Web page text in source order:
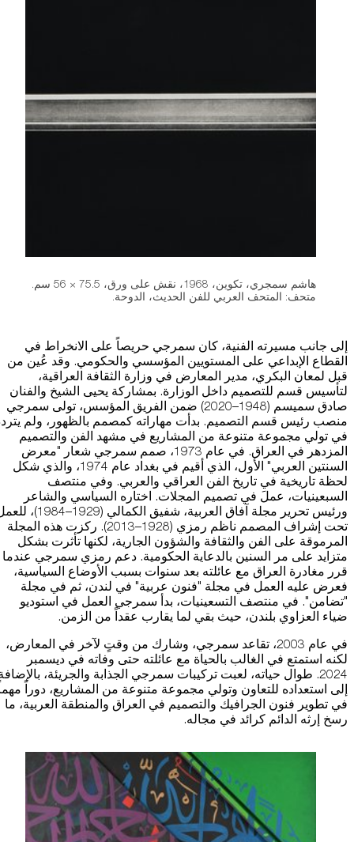
هاشم سمجري، تكوين، 1968، نقش على ورق، 75.5 × 56 سم.
متحف: المتحف العربي للفن الحديث، الدوحة.
إلى جانب مسيرته الفنية، كان سمرجي حريصاً على الانخراط في
القطاع الإبداعي على المستويين المؤسسي والحكومي. وقد عُين من
قبل لمعان البكري، مدير المعارض في وزارة الثقافة العراقية،
لتأسيس قسم للتصميم داخل الوزارة. بمشاركة يحيى الشيخ والفنان
صادق سميسم (1948–2020) ضمن الفريق المؤسس، تولى سمرجي
منصب رئيس قسم التصميم. بدأت مهاراته كمصمم بالظهور، ولم
في تولي مجموعة متنوعة من المشاريع في مشهد الفن والتصميم
المزدهر في العراق. في عام 1973، صمم سمرجي شعار "معرض
السنتين العربي" الأول، الذي أقيم في بغداد عام 1974، والذي شكل
لحظة تاريخية في تاريخ الفن العراقي والعربي. وفي منتصف
السبعينيات، عملَ في تصميم المجلات. اختاره السياسي والشاعر
ورئيس تحرير مجلة آفاق العربية، شفيق الكمالي
تحت إشراف المصمم ناظم رمزي (1928–2013). ركزت هذه المجلة
المرموقة على الفن والثقافة والشؤون الجارية، لكنها تأثرت بشكل
متزايد على مر السنين بالدعاية الحكومية. دعم رمزي سمرجي عندما
قرر مغادرة العراق مع عائلته بعد سنوات بسبب الأوضاع السياسية،
فعرض عليه العمل في مجلة "فنون عربية" في لندن، ثم في مجلة
"تضامن". في منتصف التسعينيات، بدأ سمرجي العمل في استوديو
ضياء العزاوي بلندن، حيث بقي لما يقارب عقداً من الزمن.
في عام 2003، تقاعد سمرجي، وشارك من وقتٍ لآخر في المعارض،
لكنه استمتع في الغالب بالحياة مع عائلته حتى وفاته في ديسمبر
2024. طوال حياته، لعبت تركيبات سمرجي الجذابة والجريئة،
إلى استعداده للتعاون وتولي مجموعة متنوعة من المشاريع، دوراً
في تطوير فنون الجرافيك والتصميم في العراق والمنطقة العربية، ما
رسخ إرثه الدائم كرائد في مجاله.